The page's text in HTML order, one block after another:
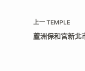
上一TEMPLE
蘆洲保和宮新北